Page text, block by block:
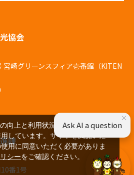
協会
宮崎グリーンスフィア壱番館（KITEN
課
番1号
向上と利用状況の解析、広告配
しています。サイトを閲覧いた
用に同意いただく必要がありま
シーをご確認ください。
×
Ask AI a question